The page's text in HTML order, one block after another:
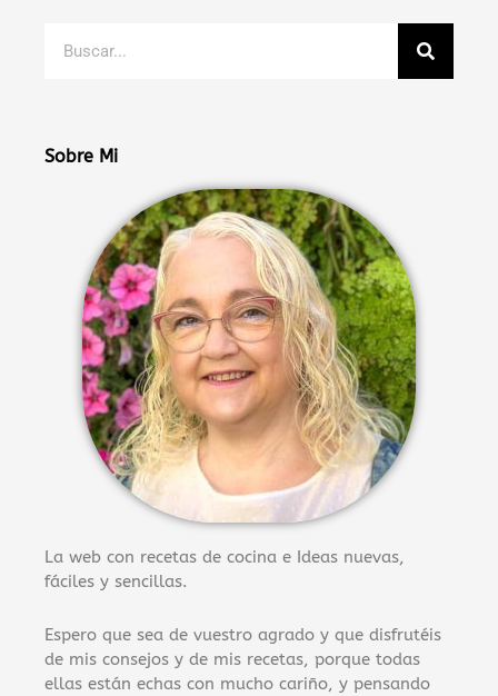
Sobre Mi
La web con recetas de cocina e Ideas nuevas,
fáciles y sencillas.
Espero que sea de vuestro agrado y que disfrutéis
de mis consejos y de mis recetas, porque todas
ellas están echas con mucho cariño, y pensando